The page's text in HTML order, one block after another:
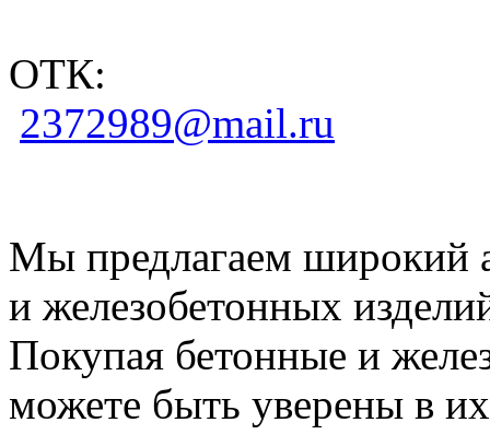
ОТК:
2372989@mail.ru
Мы предлагаем широкий
и железобетонных
Покупая бетонные и
можете быть уверены в их